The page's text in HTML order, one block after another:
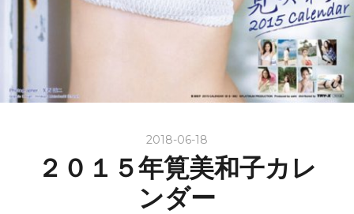
2018-06-18
２０１５年筧美和子カレ
ンダー